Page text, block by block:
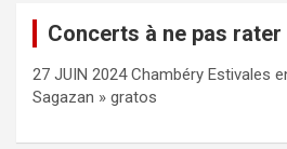
Concerts à ne pas rater
27 JUIN 2024 Chambéry Estivales
Sagazan » gratos